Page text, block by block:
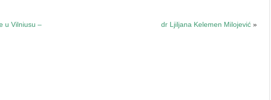
u Vilniusu –
dr Ljiljana Kelemen Milojević »